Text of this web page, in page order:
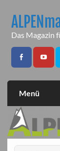
content
Das Magazin
Menü